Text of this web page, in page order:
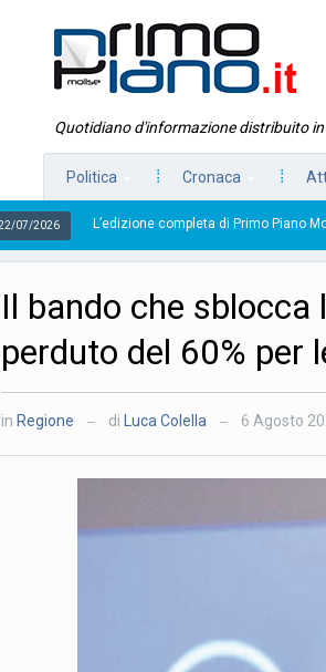
Quotidiano d'informazione distribuito
Politica Cronaca
L’edizione completa di Primo Piano Molise del 22
Il bando che
perduto del 60% per
in Regione — di Luca Colella — 6 Agosto